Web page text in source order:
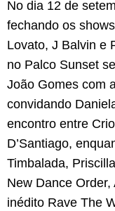
No dia 12 de
fechando os
Lovato, J Balvin e
no Palco Sunset
João Gomes com
convidando
encontro entre
D’Santiago,
Timbalada,
New Dance
inédito Rave The